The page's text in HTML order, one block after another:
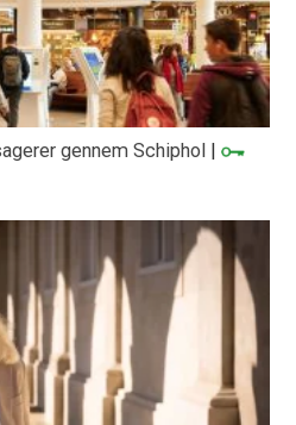
gennem Schiphol |